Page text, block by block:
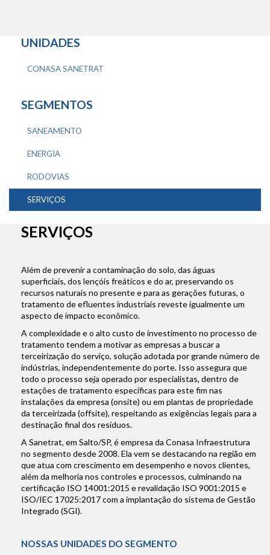
UNIDADES
CONASA SANETRAT
SEGMENTOS
SANEAMENTO
ENERGIA
RODOVIAS
SERVIÇOS
SERVIÇOS
Além de prevenir a contaminação do solo, das águas
superficiais, dos lençóis freáticos e do ar, preservando os
recursos naturais no presente e para as gerações futuras, o
tratamento de efluentes industriais reveste igualmente um
aspecto de impacto econômico.
A complexidade e o alto custo de investimento no processo de
tratamento tendem a motivar as empresas a buscar a
terceirização do serviço, solução adotada por grande número de
indústrias, independentemente do porte. Isso assegura que
todo o processo seja operado por especialistas, dentro de
estações de tratamento específicas para este fim nas
instalações da empresa (onsite) ou em plantas de propriedade
da terceirizada (offsite), respeitando as exigências legais para a
destinação final dos resíduos.
A Sanetrat, em Salto/SP, é empresa da Conasa Infraestrutura
no segmento desde 2008. Ela vem se destacando na região em
que atua com crescimento em desempenho e novos clientes,
além da melhoria nos controles e processos, culminando na
certificação ISO 14001:2015 e revalidação ISO 9001:2015 e
ISO/IEC 17025:2017 com a implantação do sistema de Gestão
Integrado (SGI).
NOSSAS UNIDADES DO SEGMENTO